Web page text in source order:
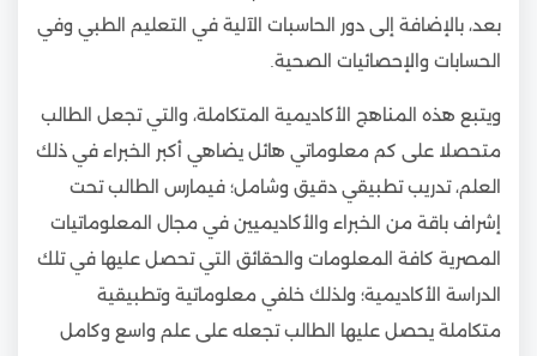
بعد، بالإضافة إلى دور الحاسبات الآلية في التعليم الطبي وفي
الحسابات والإحصائيات الصحية.
ويتبع هذه المناهج الأكاديمية المتكاملة، والتي تجعل الطالب
متحصلا على كم معلوماتي هائل يضاهي أكبر الخبراء في ذلك
العلم، تدريب تطبيقي دقيق وشامل؛ فيمارس الطالب تحت
إشراف باقة من الخبراء والأكاديميين في مجال المعلوماتيات
المصرية كافة المعلومات والحقائق التي تحصل عليها في تلك
الدراسة الأكاديمية؛ ولذلك خلفي معلوماتية وتطبيقية
متكاملة يحصل عليها الطالب تجعله على علم واسع وكامل